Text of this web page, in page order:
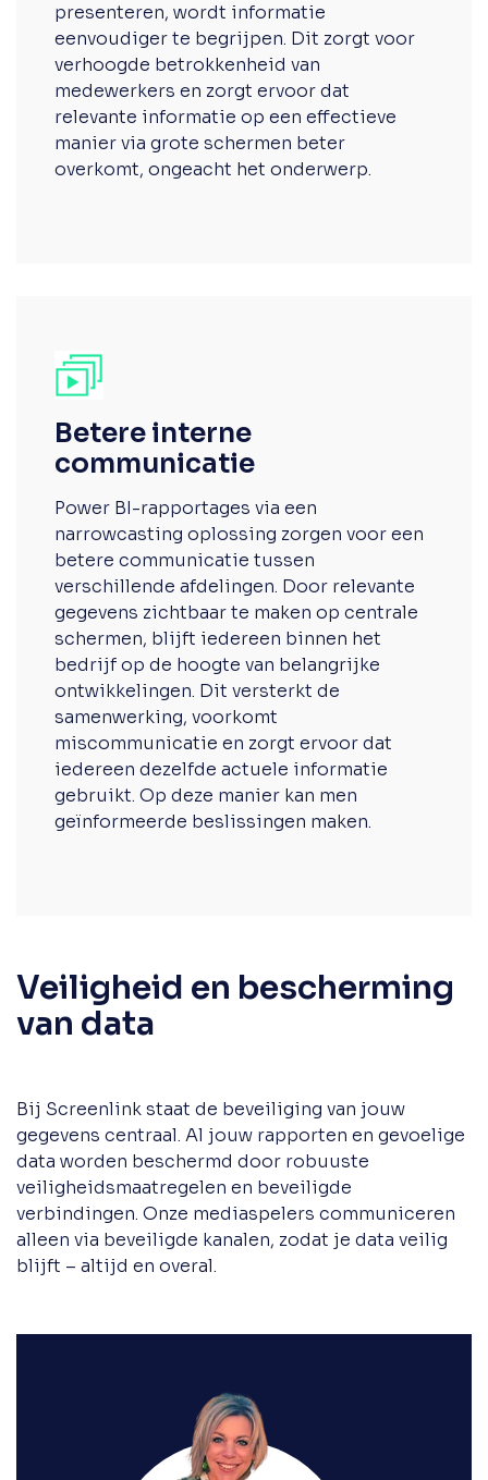
presenteren, wordt informatie
eenvoudiger te begrijpen. Dit zorgt voor
verhoogde betrokkenheid van
medewerkers en zorgt ervoor dat
relevante informatie op een effectieve
manier via grote schermen beter
overkomt, ongeacht het onderwerp.
Betere interne
communicatie
Power BI-rapportages via een
narrowcasting oplossing zorgen voor een
betere communicatie tussen
verschillende afdelingen. Door relevante
gegevens zichtbaar te maken op centrale
schermen, blijft iedereen binnen het
bedrijf op de hoogte van belangrijke
ontwikkelingen. Dit versterkt de
samenwerking, voorkomt
miscommunicatie en zorgt ervoor dat
iedereen dezelfde actuele informatie
gebruikt. Op deze manier kan men
geïnformeerde beslissingen maken.
Veiligheid en bescherming
van data
Bij Screenlink staat de beveiliging van jouw
gegevens centraal. Al jouw rapporten en gevoelige
data worden beschermd door robuuste
veiligheidsmaatregelen en beveiligde
verbindingen. Onze mediaspelers communiceren
alleen via beveiligde kanalen, zodat je data veilig
blijft – altijd en overal.